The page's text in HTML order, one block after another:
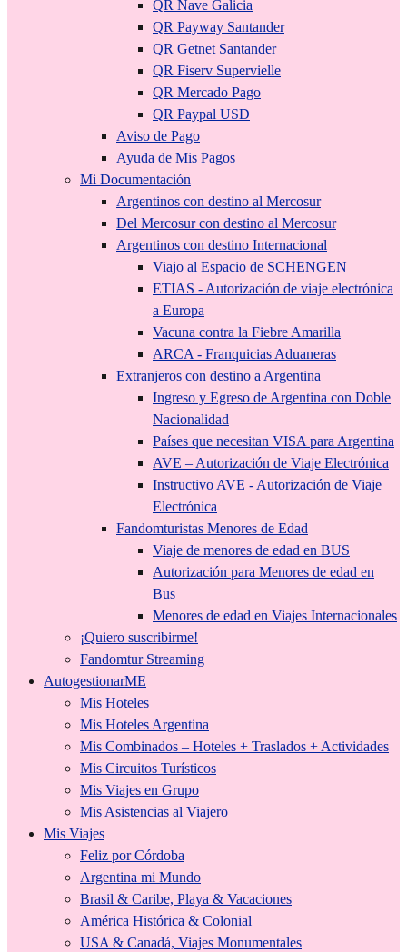
QR Nave Galicia
QR Payway Santander
QR Getnet Santander
QR Fiserv Supervielle
QR Mercado Pago
QR Paypal USD
Aviso de Pago
Ayuda de Mis Pagos
Mi Documentación
Argentinos con destino al Mercosur
Del Mercosur con destino al Mercosur
Argentinos con destino Internacional
Viajo al Espacio de SCHENGEN
ETIAS - Autorización de viaje electrónica
a Europa
Vacuna contra la Fiebre Amarilla
ARCA - Franquicias Aduaneras
Extranjeros con destino a Argentina
Ingreso y Egreso de Argentina con Doble
Nacionalidad
Países que necesitan VISA para Argentina
AVE – Autorización de Viaje Electrónica
Instructivo AVE - Autorización de Viaje
Electrónica
Fandomturistas Menores de Edad
Viaje de menores de edad en BUS
Autorización para Menores de edad en
Bus
Menores de edad en Viajes Internacionales
¡Quiero suscribirme!
Fandomtur Streaming
AutogestionarME
Mis Hoteles
Mis Hoteles Argentina
Mis Combinados – Hoteles + Traslados + Actividades
Mis Circuitos Turísticos
Mis Viajes en Grupo
Mis Asistencias al Viajero
Mis Viajes
Feliz por Córdoba
Argentina mi Mundo
Brasil & Caribe, Playa & Vacaciones
América Histórica & Colonial
USA & Canadá, Viajes Monumentales